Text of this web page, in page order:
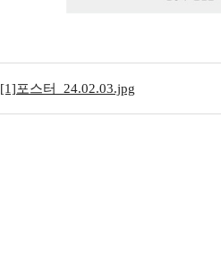
[1]포스터_24.02.03.jpg